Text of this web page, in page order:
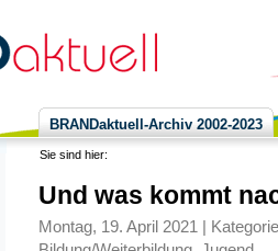
BRANDaktuell-Archiv 2002-2023
Sie sind hier:
Und was kommt
Montag, 19. April 2021 |